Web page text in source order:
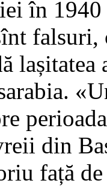
în
din
față